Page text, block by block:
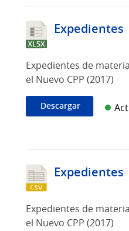
Expedientes
Expedientes de
el Nuevo CPP (2017)
Descargar
Expedientes
Expedientes de
el Nuevo CPP (2017)